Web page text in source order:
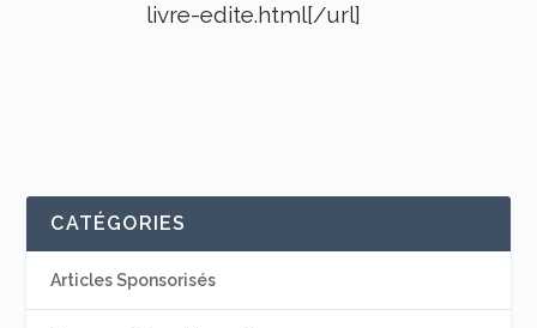
livre-edite.html[/url]
CATÉGORIES
Articles Sponsorisés